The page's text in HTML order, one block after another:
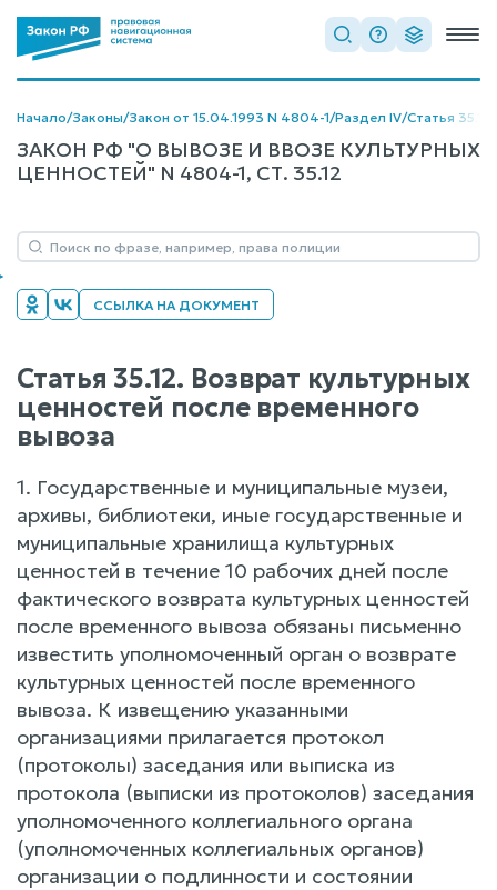
Начало/Законы/Закон от 15.04.1993 N 4804-1/Раздел IV/Статья 35.12
ЗАКОН РФ "О ВЫВОЗЕ И ВВОЗЕ КУЛЬТУРНЫХ
ЦЕННОСТЕЙ" N 4804-1, СТ. 35.12
ССЫЛКА НА ДОКУМЕНТ
Статья 35.12. Возврат культурных
ценностей после временного
вывоза
1. Государственные и муниципальные музеи,
архивы, библиотеки, иные государственные и
муниципальные хранилища культурных
ценностей в течение 10 рабочих дней после
фактического возврата культурных ценностей
после временного вывоза обязаны письменно
известить уполномоченный орган о возврате
культурных ценностей после временного
вывоза. К извещению указанными
организациями прилагается протокол
(протоколы) заседания или выписка из
протокола (выписки из протоколов) заседания
уполномоченного коллегиального органа
(уполномоченных коллегиальных органов)
организации о подлинности и состоянии